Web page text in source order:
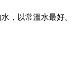
，以常溫水最好。